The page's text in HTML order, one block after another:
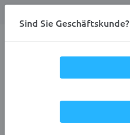
Sind Sie Geschäftskunde?